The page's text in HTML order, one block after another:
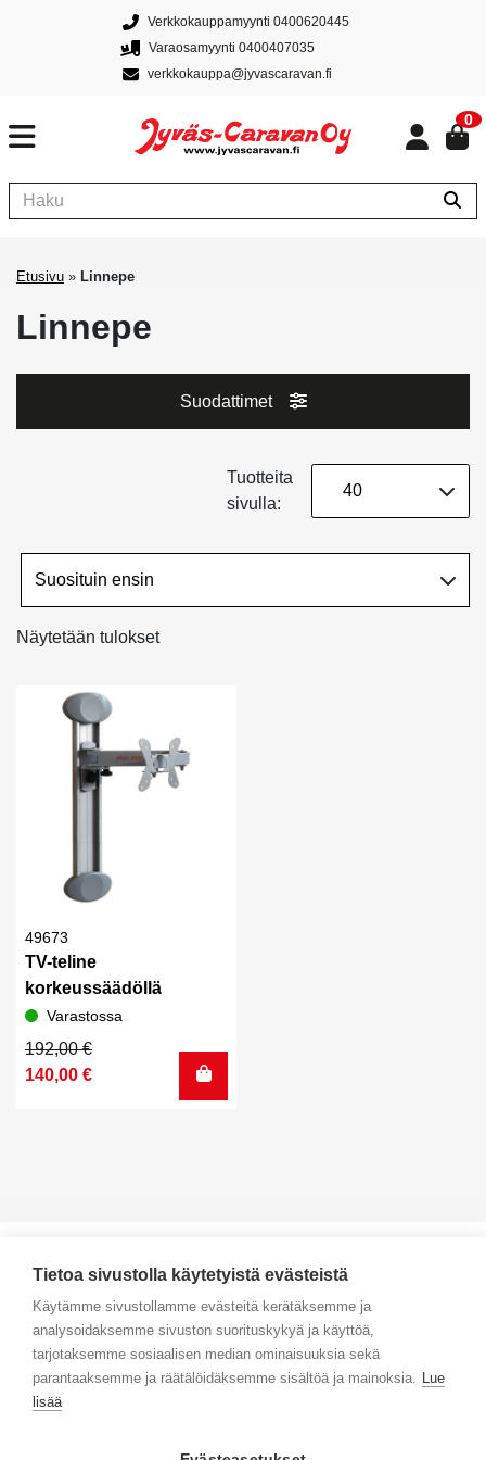
Verkkokauppamyynti 0400620445
Varaosamyynti 0400407035
verkkokauppa@jyvascaravan.fi
0
Etusivu » Linnepe
Linnepe
Suodattimet
Näytetään tulokset
Tuotteita
sivulla:
49673
TV-teline
korkeussäädöllä
Varastossa
192,00€
Alkuperäinen
hinta
140,00 €
Nykyinen
hinta
Yhteystiedot
Selaa tuotteita
Tietoa sivustolla käytetyistä evästeistä
Käytämme sivustollamme evästeitä kerätäksemme ja
analysoidaksemme sivuston suorituskykyä ja käyttöä,
tarjotaksemme sosiaalisen median ominaisuuksia sekä
parantaaksemme ja räätälöidäksemme sisältöä ja mainoksia. Lue
lisää